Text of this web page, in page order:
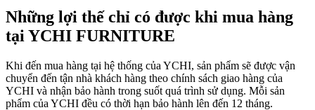
Những lợi thế chỉ có được khi mua hàng
tại YCHI FURNITURE
Khi đến mua hàng tại hệ thống của YCHI, sản phẩm sẽ được vận
chuyển đến tận nhà khách hàng theo chính sách giao hàng của
YCHI và nhận bảo hành trong suốt quá trình sử dụng. Mỗi sản
phẩm của YCHI đều có thời hạn bảo hành lên đến 12 tháng.